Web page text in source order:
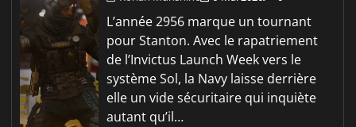
L’année 2956 marque un tournant
pour Stanton. Avec le rapatriement
de l’Invictus Launch Week vers le
système Sol, la Navy laisse derrière
elle un vide sécuritaire qui inquiète
autant qu’il…